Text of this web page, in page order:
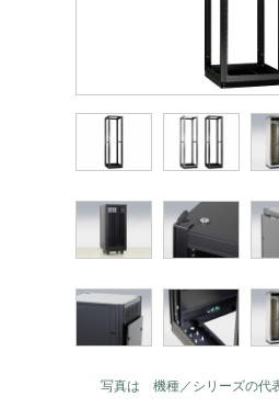
写真は 機種／シリーズの代